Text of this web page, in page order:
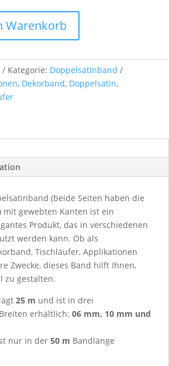
Warenkorb
Kategorie: Doppelsatinband
, Dekorband, Doppelsatin,
(beide Seiten haben die
mit gewebten Kanten ist ein
Produkt, das in verschiedenen
werden kann. Ob als
Tischläufer, Applikationen
Zwecke, dieses Band hilft Ihnen,
zu gestalten.
25 m und ist in drei
erhältlich: 06 mm, 10 mm und
nur in der 50 m Bandlänge